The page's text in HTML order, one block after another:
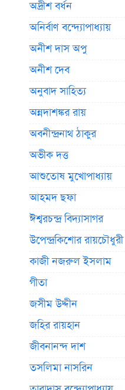
অদ্রীশ বর্ধন
অনির্বাণ বন্দ্যোপাধ্যায়
অনীশ দাস অপু
অনীশ দেব
অনুবাদ সাহিত্য
অন্নদাশঙ্কর রায়
অবনীন্দ্রনাথ ঠাকুর
অভীক দত্ত
আশুতোষ মুখোপাধ্যায়
আহমদ ছফা
ঈশ্বরচন্দ্র বিদ্যাসাগর
উপেন্দ্রকিশোর রায়চৌধুরী
কাজী নজরুল ইসলাম
গীতা
জসীম উদ্দীন
জহির রায়হান
জীবনানন্দ দাশ
তসলিমা নাসরিন